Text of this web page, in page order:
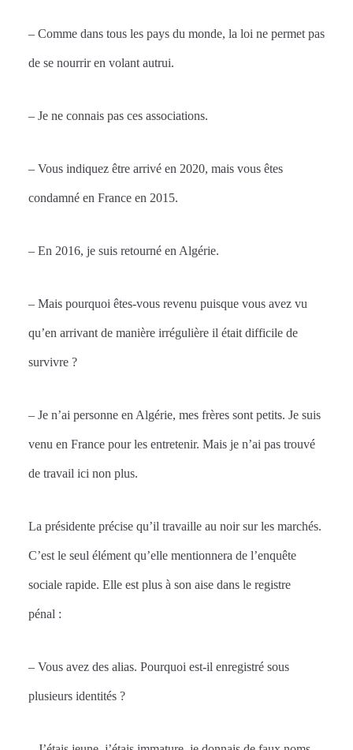
– Comme dans tous les pays du monde, la loi ne permet pas
de se nourrir en volant autrui.
– Je ne connais pas ces associations.
– Vous indiquez être arrivé en 2020, mais vous êtes
condamné en France en 2015.
– En 2016, je suis retourné en Algérie.
– Mais pourquoi êtes-vous revenu puisque vous avez vu
qu’en arrivant de manière irrégulière il était difficile de
survivre ?
– Je n’ai personne en Algérie, mes frères sont petits. Je suis
venu en France pour les entretenir. Mais je n’ai pas trouvé
de travail ici non plus.
La présidente précise qu’il travaille au noir sur les marchés.
C’est le seul élément qu’elle mentionnera de l’enquête
sociale rapide. Elle est plus à son aise dans le registre
pénal :
– Vous avez des alias. Pourquoi est-il enregistré sous
plusieurs identités ?